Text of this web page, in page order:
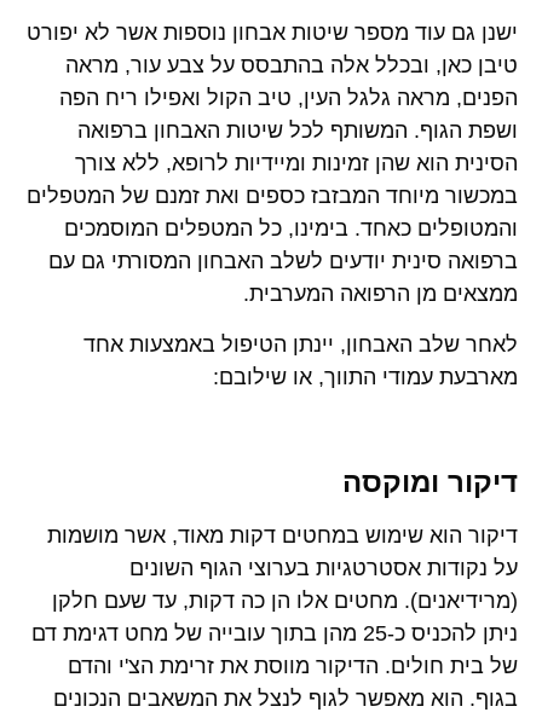
ישנן גם עוד מספר שיטות אבחון נוספות אשר לא יפורט
טיבן כאן, ובכלל אלה בהתבסס על צבע עור, מראה
הפנים, מראה גלגל העין, טיב הקול ואפילו ריח הפה
ושפת הגוף. המשותף לכל שיטות האבחון ברפואה
הסינית הוא שהן זמינות ומיידיות לרופא, ללא צורך
במכשור מיוחד המבזבז כספים ואת זמנם של המטפלים
והמטופלים כאחד. בימינו, כל המטפלים המוסמכים
ברפואה סינית יודעים לשלב האבחון המסורתי גם עם
ממצאים מן הרפואה המערבית.
לאחר שלב האבחון, יינתן הטיפול באמצעות אחד
מארבעת עמודי התווך, או שילובם:
דיקור ומוקסה
דיקור הוא שימוש במחטים דקות מאוד, אשר מושמות
על נקודות אסטרטגיות בערוצי הגוף השונים
(מרידיאנים). מחטים אלו הן כה דקות, עד שעם חלקן
ניתן להכניס כ-25 מהן בתוך עובייה של מחט דגימת דם
של בית חולים. הדיקור מווסת את זרימת הצ'י והדם
בגוף. הוא מאפשר לגוף לנצל את המשאבים הנכונים